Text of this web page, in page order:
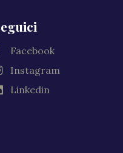
Facebook
Instagram
Linkedin